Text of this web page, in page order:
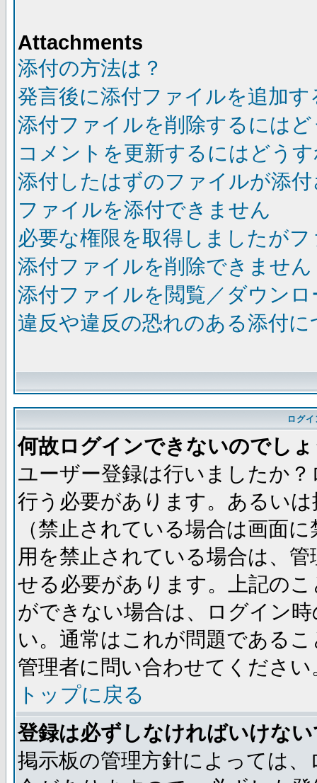
Attachments
添付の方法は？
発言後に添付ファイルを追加
添付ファイルを削除するには
コメントを更新するにはどう
添付したはずのファイルが添
ファイルを添付できません
必要な権限を取得しましたが
添付ファイルを削除できません
添付ファイルを閲覧／ダウン
違反や違反の恐れのある添付
ログ
何故ログインできないのでし
ユーザー登録は行いましたか
行う必要があります。あるい
（禁止されている場合は画面
用を禁止されている場合は、
せる必要があります。上記の
ができない場合は、ログイン
い。通常はこれが問題である
管理者に問い合わせてください
トップに戻る
登録は必ずしなければいけな
掲示板の管理方針によっては